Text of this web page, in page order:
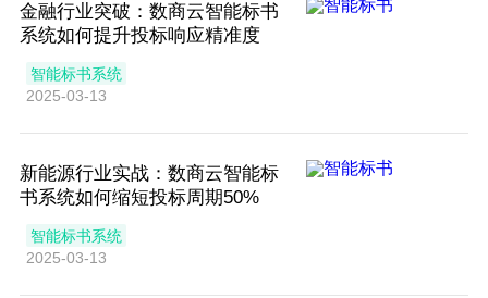
金融行业突破：数商云智能标书
系统如何提升投标响应精准度
智能标书系统
2025-03-13
新能源行业实战：数商云智能标
书系统如何缩短投标周期50%
智能标书系统
2025-03-13